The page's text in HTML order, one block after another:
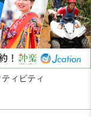
ィビティ